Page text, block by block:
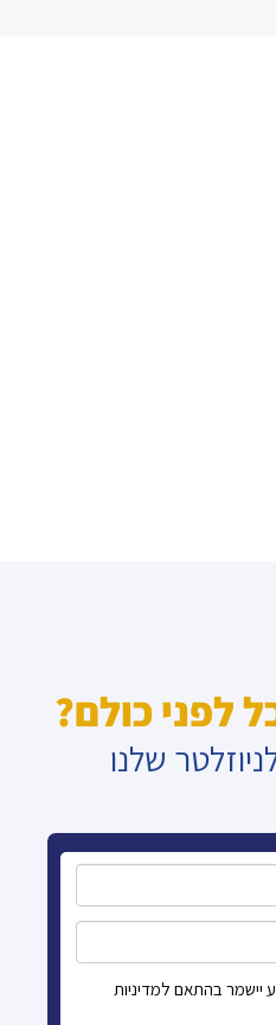
לפני כולם?
שלנו
יישמר בהתאם למדיניות